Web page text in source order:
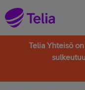
Telia Yhteisö